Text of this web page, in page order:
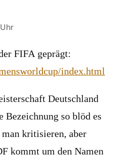
FIFA geprägt:
index.html
Deutschland
so blöd es
kritisieren, aber
kommt um den Namen